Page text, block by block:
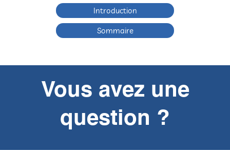
Introduction
Sommaire
Vous avez une
question ?